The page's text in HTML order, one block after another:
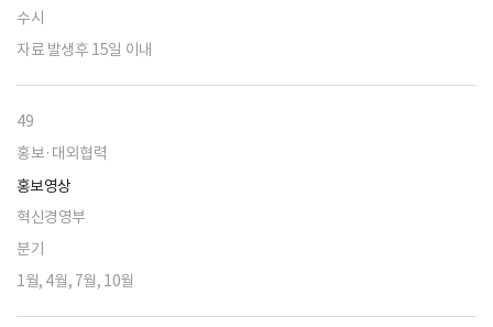
수시
자료 발생후 15일 이내
49
홍보·대외협력
홍보영상
혁신경영부
분기
1월, 4월, 7월, 10월